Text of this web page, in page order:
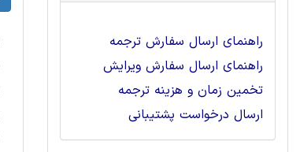
راهنمای ارسال سفارش ترجمه
راهنمای ارسال سفارش ویرایش
تخمین زمان و هزینه ترجمه
ارسال درخواست پشتیبانی